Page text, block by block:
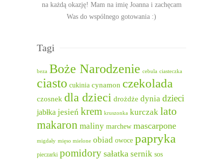
na każdą okazję! Mam na imię Joanna i zachęcam
Was do wspólnego gotowania :)
Tagi
beza Boże Narodzenie cebula ciasteczka
ciasto cukinia cynamon czekolada
czosnek dla dzieci drożdże dynia dzieci
jabłka jesień krem kruszonka kurczak lato
makaron maliny marchew mascarpone
migdały mięso mielone obiad owoce papryka
pieczarki pomidory sałatka sernik sos